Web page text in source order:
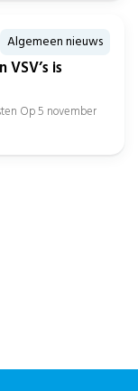
Algemeen nieuws
is
Op 5 november